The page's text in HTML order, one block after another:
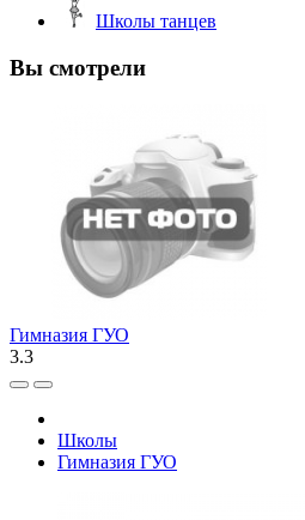
Школы танцев
Вы смотрели
Гимназия ГУО
3.3
Школы
Гимназия ГУО